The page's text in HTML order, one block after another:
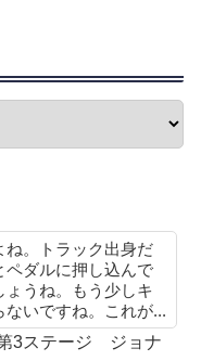
ね。トラック出身だ
ペダルに押し込んで
うね。もう少しキ
いですね。これが...
3ステージ ジョナ